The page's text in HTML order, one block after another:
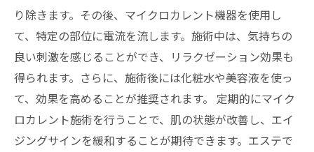
り除きます。その後、マイクロカレント機器を使用し
て、特定の部位に電流を流します。施術中は、気持ちの
良い刺激を感じることができ、リラクゼーション効果も
得られます。さらに、施術後には化粧水や美容液を使っ
て、効果を高めることが推奨されます。 定期的にマイク
ロカレント施術を行うことで、肌の状態が改善し、エイ
ジングサインを緩和することが期待できます。エステで